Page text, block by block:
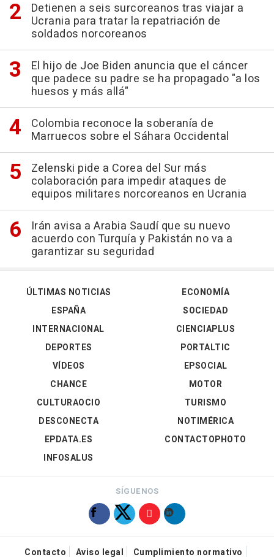
Detienen a seis surcoreanos tras viajar a
Ucrania para tratar la repatriación de
soldados norcoreanos
El hijo de Joe Biden anuncia que el cáncer
que padece su padre se ha propagado "a los
huesos y más allá"
Colombia reconoce la soberanía de
Marruecos sobre el Sáhara Occidental
Zelenski pide a Corea del Sur más
colaboración para impedir ataques de
equipos militares norcoreanos en Ucrania
Irán avisa a Arabia Saudí que su nuevo
acuerdo con Turquía y Pakistán no va a
garantizar su seguridad
ÚLTIMAS NOTICIAS
ESPAÑA
INTERNACIONAL
DEPORTES
VÍDEOS
ECONOMÍA
SOCIEDAD
CIENCIAPLUS
PORTALTIC
EPSOCIAL
CHANCE
CULTURAOCIO
DESCONECTA
EPDATA.ES
INFOSALUS
MOTOR
TURISMO
NOTIMÉRICA
CONTACTOPHOTO
SÍGUENOS
Contacto Aviso legal Cumplimiento normativo